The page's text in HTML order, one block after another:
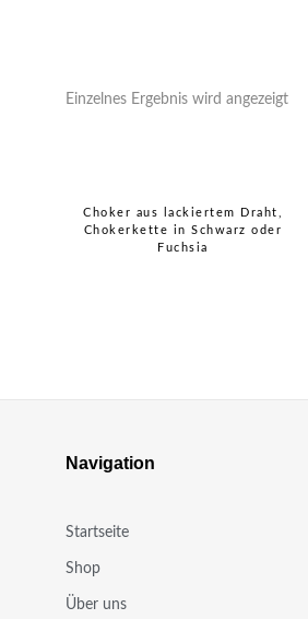
Einzelnes Ergebnis wird angezeigt
Choker aus lackiertem Draht,
Chokerkette in Schwarz oder
Fuchsia
Navigation
Startseite
Shop
Über uns